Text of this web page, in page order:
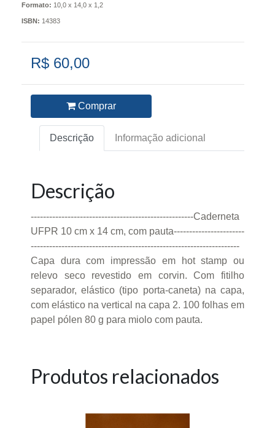
Formato: 10,0 x 14,0 x 1,2
ISBN: 14383
R$ 60,00
Comprar
Descrição Informação adicional
Descrição
-----------------------------------------------------Caderneta
UFPR 10 cm x 14 cm, com pauta-----------------------
--------------------------------------------------------------------
Capa dura com impressão em hot stamp ou
relevo seco revestido em corvin. Com fitilho
separador, elástico (tipo porta-caneta) na capa,
com elástico na vertical na capa 2. 100 folhas em
papel pólen 80 g para miolo com pauta.
Produtos relacionados